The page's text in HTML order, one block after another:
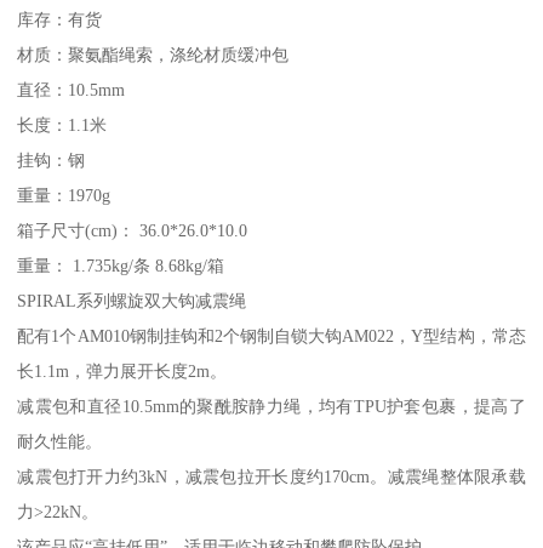
库存：有货
材质：聚氨酯绳索，涤纶材质缓冲包
直径：10.5mm
长度：1.1米
挂钩：钢
重量：1970g
箱子尺寸(cm)： 36.0*26.0*10.0
重量： 1.735kg/条 8.68kg/箱
SPIRAL系列螺旋双大钩减震绳
配有1个AM010钢制挂钩和2个钢制自锁大钩AM022，Y型结构，常态
长1.1m，弹力展开长度2m。
减震包和直径10.5mm的聚酰胺静力绳，均有TPU护套包裹，提高了
耐久性能。
减震包打开力约3kN，减震包拉开长度约170cm。减震绳整体限承载
力>22kN。